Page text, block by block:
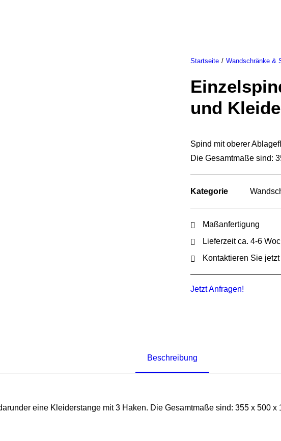
Startseite Wandschränke &
und
Spind mit oberer
Die Gesamtmaße sind:
Kategorie
Maßanfertigung
Lieferzeit ca. 4-6
Kontaktieren Sie
Jetzt Anfragen!
Beschreibung
eine Kleiderstange mit 3 Haken. Die Gesamtmaße sind: 355 x 500 x